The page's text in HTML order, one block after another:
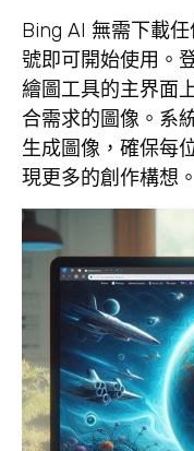
Bing AI 無需下載
號即可開始使用。
繪圖工具的主界面
合需求的圖像。系
生成圖像，確保每
現更多的創作構想。